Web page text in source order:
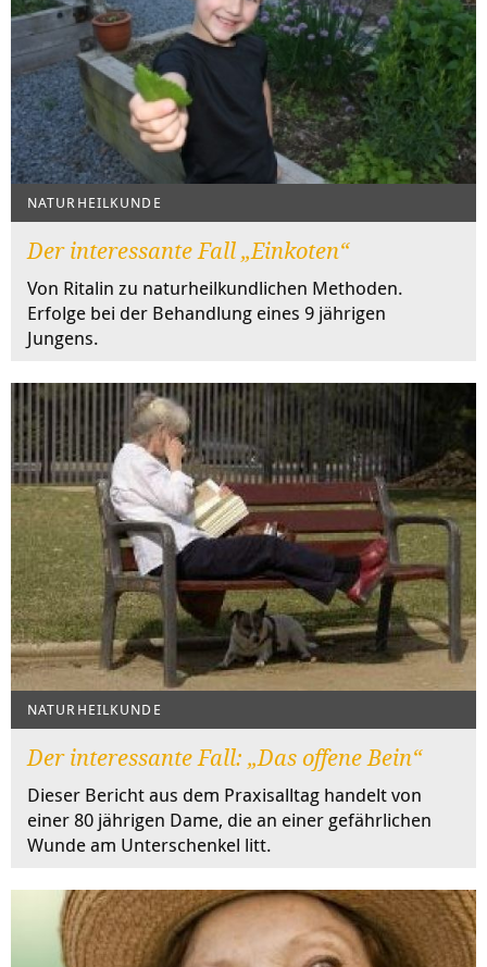
NATURHEILKUNDE
Der interessante Fall „Einkoten“
Von Ritalin zu naturheilkundlichen Methoden.
Erfolge bei der Behandlung eines 9 jährigen
Jungens.
NATURHEILKUNDE
Der interessante Fall: „Das offene Bein“
Dieser Bericht aus dem Praxisalltag handelt von
einer 80 jährigen Dame, die an einer gefährlichen
Wunde am Unterschenkel litt.